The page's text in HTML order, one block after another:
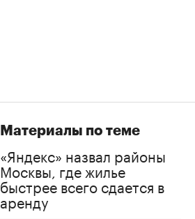
Материалы по теме
«Яндекс» назвал районы
Москвы, где жилье
быстрее всего сдается в
аренду